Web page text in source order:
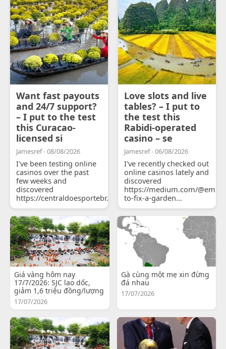
Want fast payouts
and 24/7 support?
– I put to the test
this Curacao-
licensed si
Jamesref - 08/08/2026
I've been testing online
casinos over the past
few weeks and
discovered
https://centraldoesportebr.substack.com/p/cucure...
Love slots and live
tables? – I put to
the test this
Rabidi-operated
casino – se
Jamesref - 06/08/2026
I've recently checked out
online casinos lately and
discovered
https://medium.com/
to-fix-a-garden...
Giá vàng hôm nay
17/7/2026: SJC lao dốc,
giảm 1,6 triệu đồng/lượng
17/07/2026
Gà cùng một mẹ xin đừng
đá nhau
17/07/2026